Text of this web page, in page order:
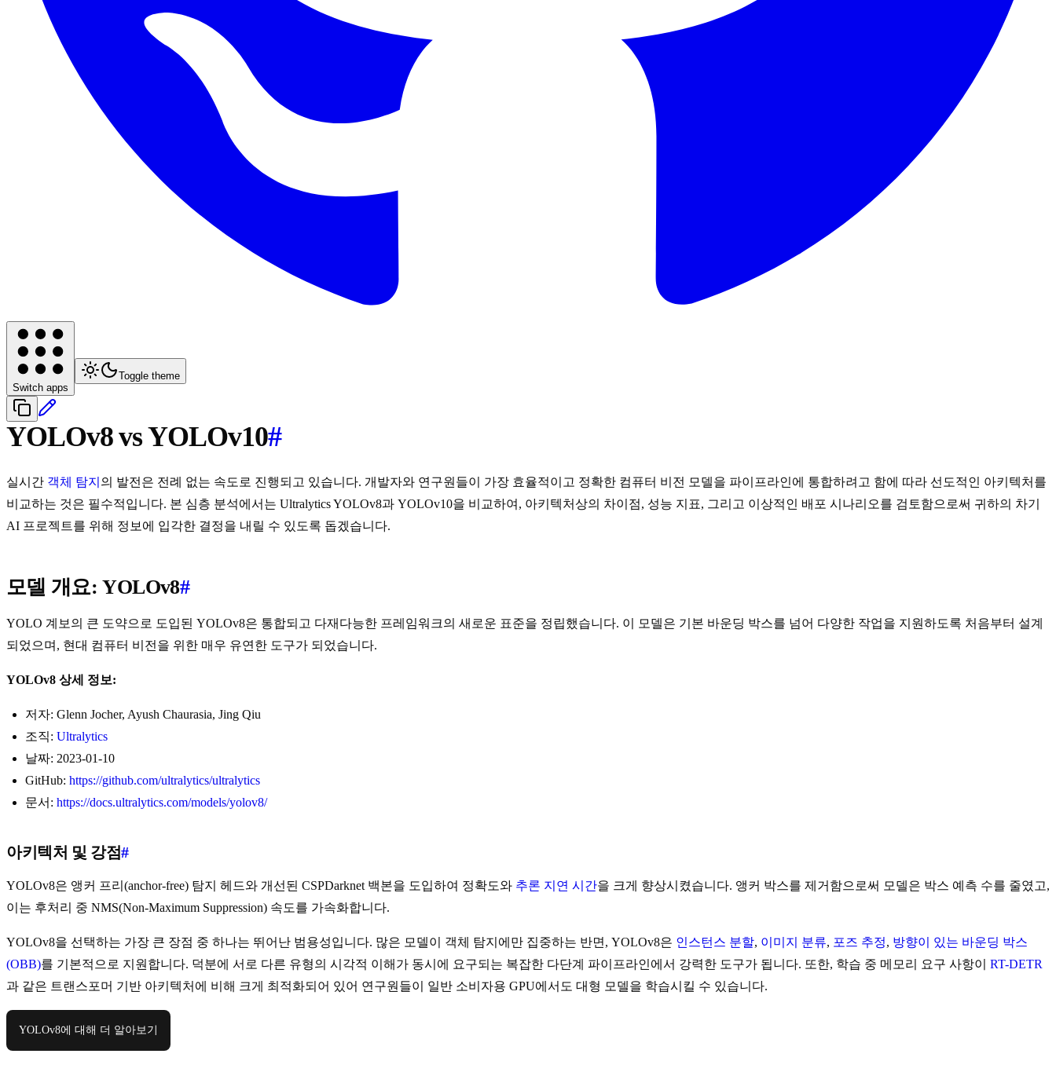
Switch apps
Toggle theme
YOLOv8 vs YOLOv10#
실시간 객체 탐지 의 발전은 전례 없는 속도로 진행되고 있습니다. 개발자와 연구원들이 가장 효율적이고 정확한 컴퓨터 비전 모델을 파이프라인에 통합하려고 함에 따라 선도적인 아키텍처를
비교하는 것은 필수적입니다. 본 심층 분석에서는 Ultralytics YOLOv8과 YOLOv10을 비교하여, 아키텍처상의 차이점, 성능 지표, 그리고 이상적인 배포 시나리오를 검토함으로써 귀하의 차기
AI 프로젝트를 위해 정보에 입각한 결정을 내릴 수 있도록 돕겠습니다.
모델 개요: YOLOv8#
YOLO 계보의 큰 도약으로 도입된 YOLOv8은 통합되고 다재다능한 프레임워크의 새로운 표준을 정립했습니다. 이 모델은 기본 바운딩 박스를 넘어 다양한 작업을 지원하도록 처음부터 설계
되었으며, 현대 컴퓨터 비전을 위한 매우 유연한 도구가 되었습니다.
YOLOv8 상세 정보:
저자: Glenn Jocher, Ayush Chaurasia, Jing Qiu
조직: Ultralytics
날짜: 2023-01-10
GitHub: https://github.com/ultralytics/ultralytics
문서: https://docs.ultralytics.com/models/yolov8/
아키텍처 및 강점#
YOLOv8은 앵커 프리(anchor-free) 탐지 헤드와 개선된 CSPDarknet 백본을 도입하여 정확도와 추론 지연 시간을 크게 향상시켰습니다. 앵커 박스를 제거함으로써 모델은 박스 예측 수를 줄였고,
이는 후처리 중 NMS(Non-Maximum Suppression) 속도를 가속화합니다.
YOLOv8을 선택하는 가장 큰 장점 중 하나는 뛰어난 범용성입니다. 많은 모델이 객체 탐지에만 집중하는 반면, YOLOv8은 인스턴스 분할, 이미지 분류, 포즈 추정, 방향이 있는 바운딩 박스
(OBB)를 기본적으로 지원합니다. 덕분에 서로 다른 유형의 시각적 이해가 동시에 요구되는 복잡한 다단계 파이프라인에서 강력한 도구가 됩니다. 또한, 학습 중 메모리 요구 사항이 RT-DETR
과 같은 트랜스포머 기반 아키텍처에 비해 크게 최적화되어 있어 연구원들이 일반 소비자용 GPU에서도 대형 모델을 학습시킬 수 있습니다.
YOLOv8에 대해 더 알아보기